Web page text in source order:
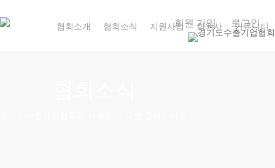
협회소개 협회소식 지원사업 회원사 커뮤니티
회원 가입 로그인